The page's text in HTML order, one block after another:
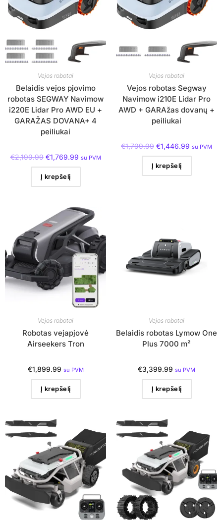
Vejos robotai
Belaidis vejos pjovimo
robotas SEGWAY Navimow
i220E Lidar Pro AWD EU +
GARAŽAS DOVANA+ 4
peiliukai
€2,199.99 €1,769.99 su PVM
Į krepšelį
Vejos robotai
Vejos robotas Segway
Navimow i210E Lidar Pro
AWD + GARAžas dovanų +
peiliukai
€1,799.99 €1,446.99 su PVM
Į krepšelį
Vejos robotai
Robotas vejapjovė
Airseekers Tron
€1,899.99 su PVM
Į krepšelį
Vejos robotai
Belaidis robotas Lymow One
Plus 7000 m²
€3,399.99 su PVM
Į krepšelį